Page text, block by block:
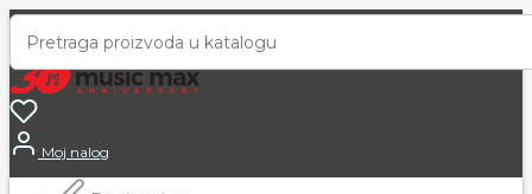
Moj nalog